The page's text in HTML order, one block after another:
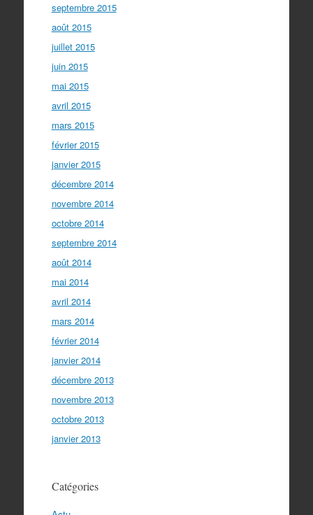
septembre 2015
août 2015
juillet 2015
juin 2015
mai 2015
avril 2015
mars 2015
février 2015
janvier 2015
décembre 2014
novembre 2014
octobre 2014
septembre 2014
août 2014
mai 2014
avril 2014
mars 2014
février 2014
janvier 2014
décembre 2013
novembre 2013
octobre 2013
janvier 2013
Catégories